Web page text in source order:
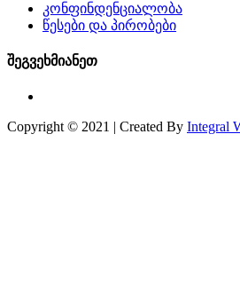
კონფინდენციალობა
წესები და პირობები
შეგვეხმიანეთ
Copyright © 2021 | Created By Integral